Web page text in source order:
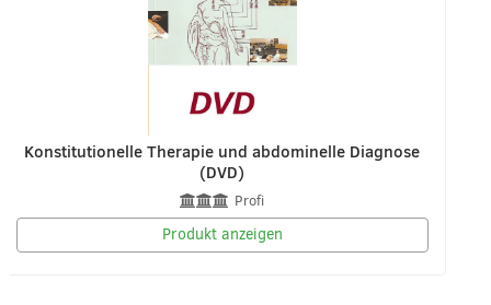
Konstitutionelle Therapie und abdominelle Diagnose
(DVD)
Profi
Produkt anzeigen